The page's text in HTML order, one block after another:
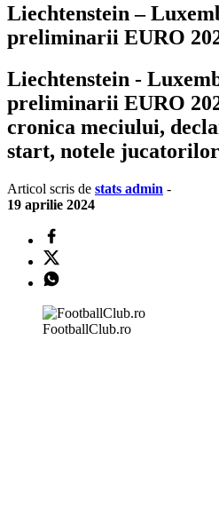
Liechtenstein –
preliminarii EURO
Liechtenstein -
preliminarii EURO
cronica meciului,
start, notele
Articol scris de stats admin -
19 aprilie 2024
FootballClub.ro